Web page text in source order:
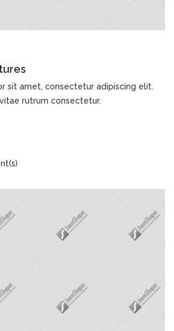
sit amet, consectetur adipiscing elit.
rutrum consectetur.